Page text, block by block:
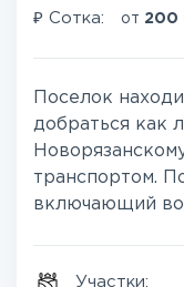
₽ Сотка: от 200
Поселок
добраться как
транспортом.
включающий
Участки: